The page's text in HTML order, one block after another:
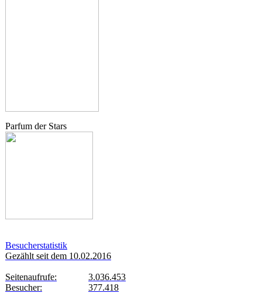
Parfum der Stars
Besucherstatistik
Gezählt seit dem 10.02.2016
Seitenaufrufe:
Besucher:
3.036.453
377.418